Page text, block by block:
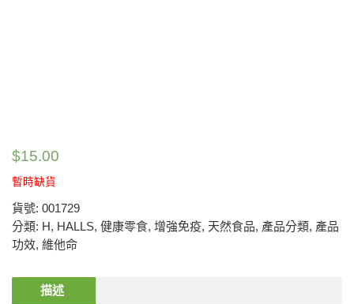
$15.00
暫時缺貨
貨號: 001729
分類: H, HALLS, 健康零食, 增強免疫, 天然食品, 產品分類, 產品
功效, 維他命
描述